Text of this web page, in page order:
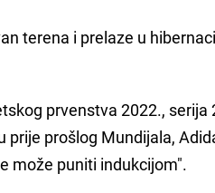
terena i prelaze u
prvenstva 2022., serija
prije prošlog Mundijala,
može puniti indukcijom".